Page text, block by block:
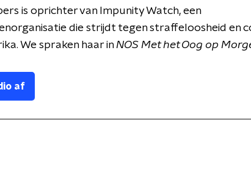
is oprichter van Impunity Watch, een
die strijdt tegen straffeloosheid en
We spraken haar inNOS Met het Oog op
af